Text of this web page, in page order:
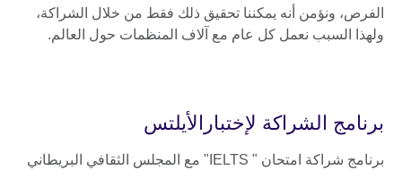
الفرص، ونؤمن أنه يمكننا تحقيق ذلك فقط من خلال الشراكة،
ولهذا السبب نعمل كل عام مع آلاف المنظمات حول العالم.
برنامج الشراكة لإختبارالأيلتس
برنامج شراكة امتحان " IELTS" مع المجلس الثقافي البريطاني